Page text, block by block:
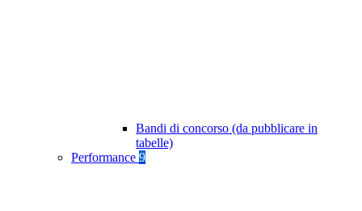
Bandi di concorso (da pubblicare in
tabelle)
Performance 9